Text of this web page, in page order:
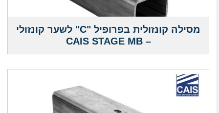
מסילה קונזולית בפרופיל "C" לשער קונזולי
– CAIS STAGE MB